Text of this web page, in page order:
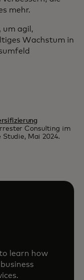
mehr.
um agil,
Wachstum in
Consulting im
Mai 2024.
learn how